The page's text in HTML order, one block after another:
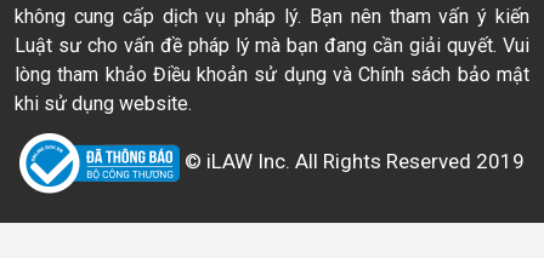
không cung cấp dịch vụ pháp lý. Bạn nên tham vấn ý kiến
Luật sư cho vấn đề pháp lý mà bạn đang cần giải quyết. Vui
lòng tham khảo Điều khoản sử dụng và Chính sách bảo mật
khi sử dụng website.
© iLAW Inc. All Rights Reserved 2019